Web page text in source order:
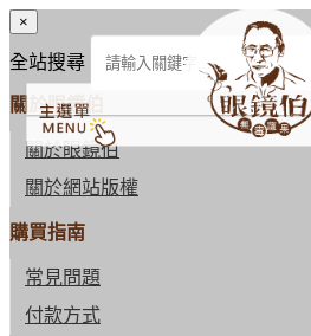
×
全站搜尋
關於眼鏡伯
關於眼鏡伯
關於網站版權
購買指南
常見問題
付款方式